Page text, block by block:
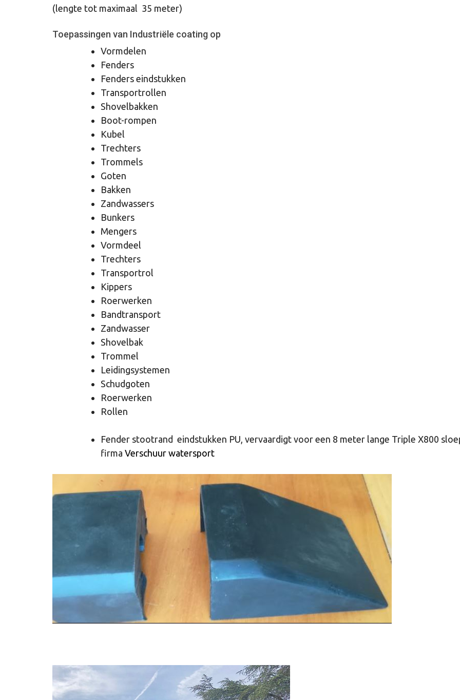
(lengte tot maximaal 35 meter)
Toepassingen van Industriële coating op
Vormdelen
Fenders
Fenders eindstukken
Transportrollen
Shovelbakken
Boot-rompen
Kubel
Trechters
Trommels
Goten
Bakken
Zandwassers
Bunkers
Mengers
Vormdeel
Trechters
Transportrol
Kippers
Roerwerken
Bandtransport
Zandwasser
Shovelbak
Trommel
Leidingsystemen
Schudgoten
Roerwerken
Rollen
Fender stootrand eindstukken PU, vervaardigt voor een 8 meter lange Triple X800
firma Verschuur watersport